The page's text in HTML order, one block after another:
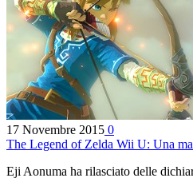
17 Novembre 2015 0
The Legend of Zelda Wii U: Una
Eji Aonuma ha rilasciato delle